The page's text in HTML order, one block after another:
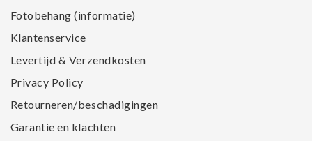
Fotobehang (informatie)
Klantenservice
Levertijd & Verzendkosten
Privacy Policy
Retourneren/beschadigingen
Garantie en klachten